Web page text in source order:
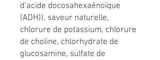
d’acide docosahexaénoïque
(ADH)), saveur naturelle,
chlorure de potassium, chlorure
de choline, chlorhydrate de
glucosamine, sulfate de